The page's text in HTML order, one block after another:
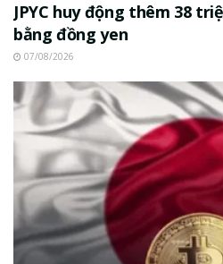
JPYC huy động thêm 38
bằng đồng yen
07/08/2026